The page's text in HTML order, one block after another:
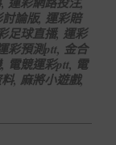
論版, 運彩賠
足球直播, 運彩
彩預測ptt, 金合
, 電競運彩ptt, 電
, 麻將小遊戲,